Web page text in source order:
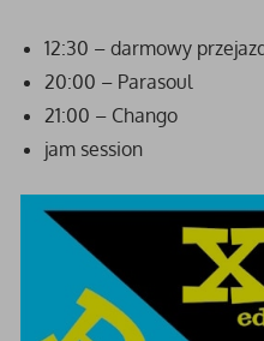
12:30 – darmowy
20:00 – Parasoul
21:00 – Chango
jam session